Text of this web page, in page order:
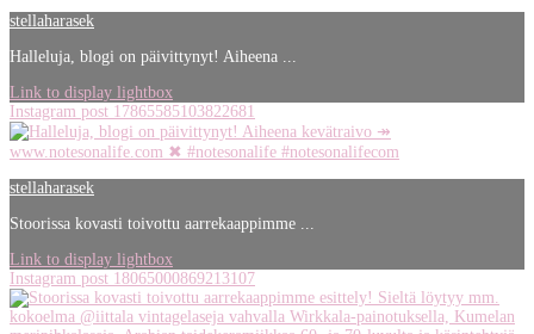
stellaharasek
Halleluja, blogi on päivittynyt! Aiheena ...
Link to display lightbox
Instagram post 17865585103822681
stellaharasek
Stoorissa kovasti toivottu aarrekaappimme ...
Link to display lightbox
Instagram post 18065000869213107